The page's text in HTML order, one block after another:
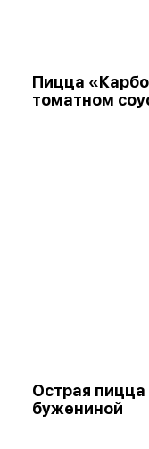
Пицца
томатном
Острая
бужениной